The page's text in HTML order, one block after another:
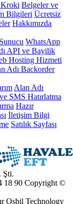
Kroki Belgeler ve
Bilgileri Ücretsiz
Hakkımızda
WhatsApp
API ve Bayilik
Hosting Hizmeti
Adı Backorder
Alan Adı
SMS Hatırlatma
Hazır
İletişim Bilgi
Satılık Sayfası
Şti.
18 90 Copyright ©
Osbil Technology